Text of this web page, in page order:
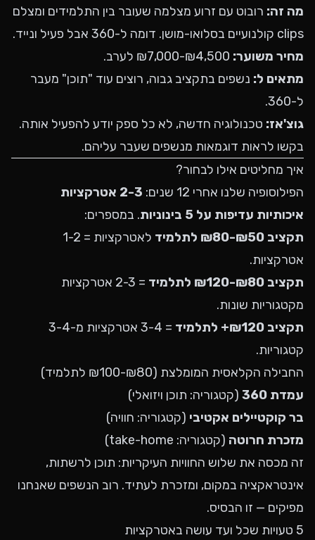
מה זה: רובוט עם זרוע מצלמה שעובר בין התלמידים ומצלם
clips קולנועיים בסלואו-מושן. דומה ל-360 אבל פעיל ונייד.
מחיר משוער:
מתאים ל: נשפים בתקציב גבוה, רוצים עוד "תוכן" מעבר
ל-360.
גוצ'אז: טכנולוגיה חדשה, לא כל ספק יודע להפעיל אותה.
בקשו לראות דוגמאות מנשפים שעבר עליהם.
איך מחליטים אילו לבחור?
הפילוסופיה שלנו אחרי 12 שנים:
2-3 אטרקציות
איכותיות עדיפות על 5 בינוניות
. במספרים:
תקציב ₪50-₪80 לתלמיד
לאטרקציות = 1-2
אטרקציות.
תקציב ₪80-₪120 לתלמיד
= 2-3 אטרקציות
מקטגוריות שונות.
תקציב ₪120+ לתלמיד
= 3-4 אטרקציות מ-3-4
קטגוריות.
החבילה הקלאסית המומלצת (₪80-₪100 לתלמיד)
עמדת 360
(קטגוריה: תוכן ויזואלי)
בר קוקטיילים אקטיבי (קטגוריה: חוויה)
מזכרת חרוטה (קטגוריה: take-home)
זה מכסה את שלוש החוויות העיקריות: תוכן לרשתות,
אינטראקציה במקום, ומזכרת לעתיד. רוב הנשפים שאנחנו
מפיקים — זו הבסיס.
5 טעויות שכל ועד עושה באטרקציות